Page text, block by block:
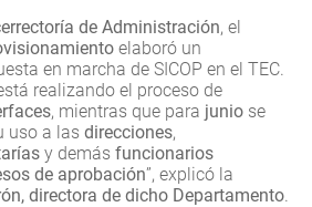
de Administración, el
elaboró un
en marcha de SICOP en el TEC.
realizando el proceso de
, mientras que para junio se
uso a las direcciones,
y demás funcionarios
de aprobación”, explicó la
directora de dicho Departamento.